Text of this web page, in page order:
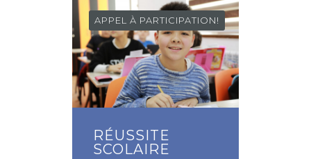
APPEL À PARTICIPATION!
RÉUSSITE
SCOLAIRE